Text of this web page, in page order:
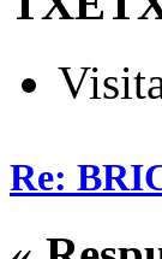
Re: